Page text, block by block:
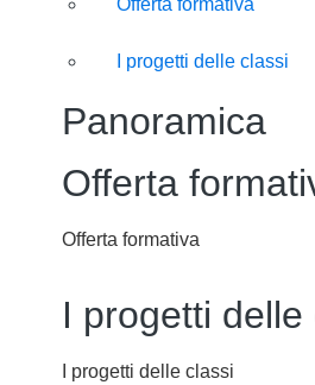
Offerta formativa
I progetti delle classi
Panoramica
Offerta
Offerta formativa
I progetti delle
I progetti delle classi